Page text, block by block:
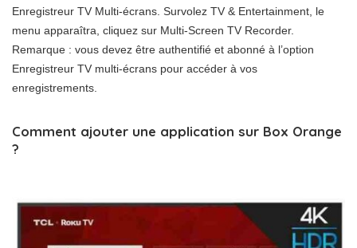
Enregistreur TV Multi-écrans. Survolez TV & Entertainment, le
menu apparaîtra, cliquez sur Multi-Screen TV Recorder.
Remarque : vous devez être authentifié et abonné à l’option
Enregistreur TV multi-écrans pour accéder à vos
enregistrements.
Comment ajouter une application sur Box Orange
?